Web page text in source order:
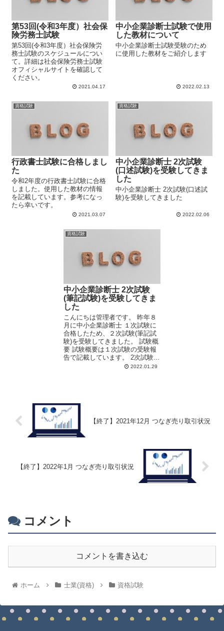
第53回(令和3年度）社会保
険労務士試験
第53回(令和3年度）社会保険労
務士試験のスケジュールについ
て。詳細は社会保険労務士試験
オフィシャルサイトを確認して
ください。
2021.04.17
中小企業診断士試験で使用
した教材について
中小企業診断士試験受験のため
に使用した教材をご紹介します
2022.02.13
資格試験
行政書士試験に合格しまし
た
令和2年度の行政書士試験に合格
しました。使用した教材の情報
を記載しています。参考になっ
たら幸いです。
2021.03.07
資格試験
中小企業診断士 2次試験
(口述試験)を受験してきま
した
中小企業診断士 2次試験(口述試
験)を受験してきました
2022.02.06
資格試験
中小企業診断士 2次試験
(筆記試験)を受験してきま
した
こんにちは管理者です。 昨年８
月に中小企業診断士 １次試験に
合格したため、２次試験(筆記試
験)を受験してきました。 試験概
要 試験概要は１次試験の受験報
告で記載しています。 2次試験...
2022.01.29
【終了】2021年12月 つなぎ売り取引状況
【終了】2022年1月 つなぎ売り取引状況
コメント
コメントを書き込む
ホーム 士業(資格) 資格試験